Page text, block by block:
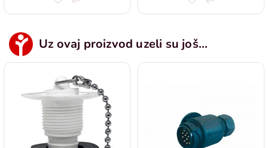
Uz ovaj proizvod uzeli su još...